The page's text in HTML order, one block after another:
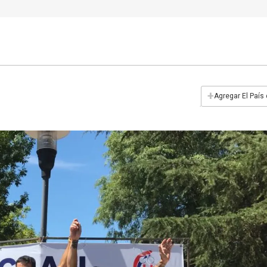
+Agregar El País